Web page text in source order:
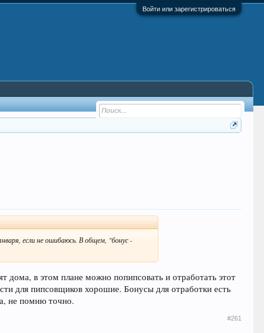
Войти или зарегистрироваться
если не ошибаюсь. В общем, "бонус -
дома, в этом плане можно попипсовать и отработать этот
для пипсовщиков хорошие. Бонусы для отработки есть
не помню точно.
#261